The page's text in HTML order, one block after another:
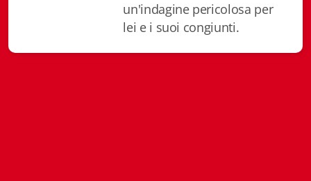
un'indagine pericolosa per
lei e i suoi congiunti.
EJO- European Journalism Observatory
Facsimili